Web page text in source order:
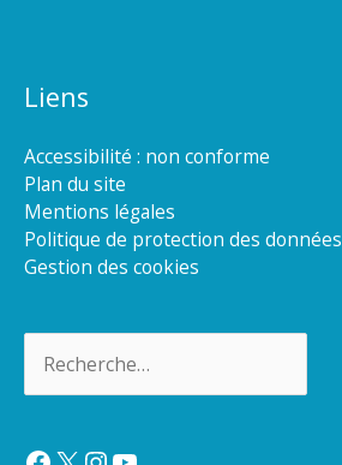
Liens
Accessibilité : non conforme
Plan du site
Mentions légales
Politique de protection des données
Gestion des cookies